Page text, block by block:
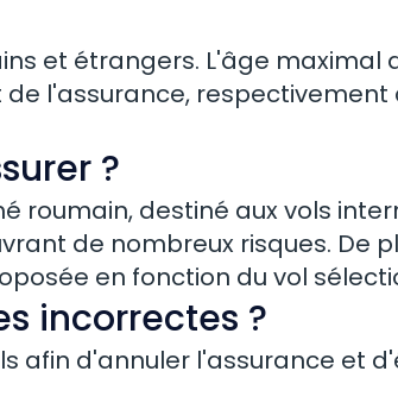
et étrangers. L'âge maximal
l'assurance, respectivement
?
roumain, destiné aux vols
de nombreux risques. De
en fonction du vol
incorrectes ?
afin d'annuler l'assurance et